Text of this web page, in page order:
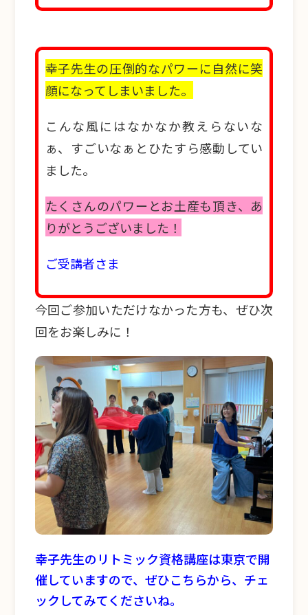
幸子先生の圧倒的なパワーに自然に笑
顔になってしまいました。
こんな風にはなかなか教えらないな
ぁ、すごいなぁとひたすら感動してい
ました。
たくさんのパワーとお土産も頂き、あ
りがとうございました！
ご受講者さま
今回ご参加いただけなかった方も、ぜひ次
回をお楽しみに！
幸子先生のリトミック資格講座は東京で開
催していますので、ぜひこちらから、チェ
ックしてみてくださいね。